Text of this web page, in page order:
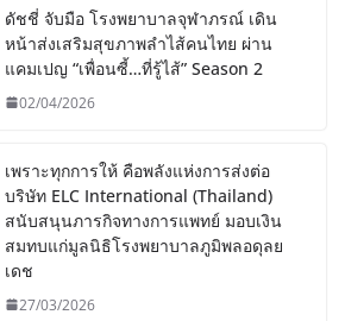
ดัชชี่ จับมือ โรงพยาบาลจุฬาภรณ์ เดิน
หน้าส่งเสริมสุขภาพลำไส้คนไทย ผ่าน
แคมเปญ “เพื่อนซี้…ที่รู้ไส้” Season 2
02/04/2026
เพราะทุกการให้ คือพลังแห่งการส่งต่อ
บริษัท ELC International (Thailand)
สนับสนุนภารกิจทางการแพทย์ มอบเงิน
สมทบแก่มูลนิธิโรงพยาบาลภูมิพลอดุลย
เดช
27/03/2026